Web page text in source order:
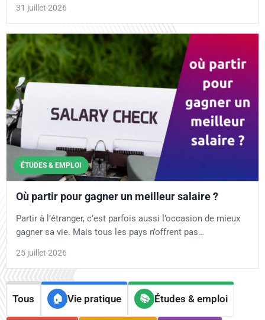
31 juillet 2026
ÉTUDES & EMPLOI
Où partir pour gagner un meilleur salaire ?
Partir à l’étranger, c’est parfois aussi l’occasion de mieux
gagner sa vie. Mais tous les pays n’offrent pas…
25 juillet 2026
Tous Vie pratique Études & emploi